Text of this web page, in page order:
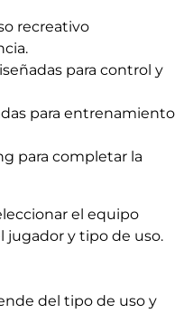
recreativo
para control y
para entrenamiento
para completar la
el equipo
jugador y tipo de uso.
del tipo de uso y